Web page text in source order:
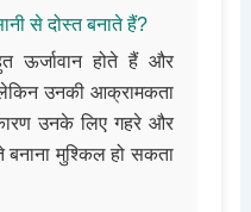
से दोस्त बनाते हैं?
ऊर्जावान होते हैं और
उनकी आक्रामकता
उनके लिए गहरे और
मुश्किल हो सकता